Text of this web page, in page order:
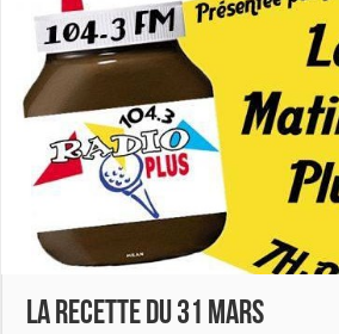
La recette du 31 mars